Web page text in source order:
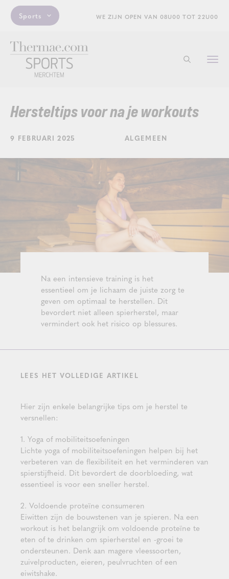
Sports WE ZIJN OPEN VAN 08U00 TOT 22U00
Start met
Hersteltips voor na je workouts
9 FEBRUARI 2025 ALGEMEEN
Na een intensieve training is het
essentieel om je lichaam de juiste zorg te
geven om optimaal te herstellen. Dit
bevordert niet alleen spierherstel, maar
vermindert ook het risico op blessures.
LEES HET VOLLEDIGE ARTIKEL
Hier zijn enkele belangrijke tips om je herstel te
versnellen:
1. Yoga of mobiliteitsoefeningen
Lichte yoga of mobiliteitsoefeningen helpen bij het
verbeteren van de flexibiliteit en het verminderen van
spierstijfheid. Dit bevordert de doorbloeding, wat
essentieel is voor een sneller herstel.
2. Voldoende proteïne consumeren
Eiwitten zijn de bouwstenen van je spieren. Na een
workout is het belangrijk om voldoende proteïne te
eten of te drinken om spierherstel en -groei te
ondersteunen. Denk aan magere vleessoorten,
zuivelproducten, eieren, peulvruchten of een
eiwitshake.